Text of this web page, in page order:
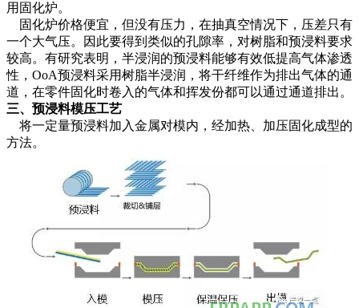
用固化炉。
固化炉价格便宜，但没有压力，在抽真空情况下，压差只有
一个大气压。因此要得到类似的孔隙率，对树脂和预浸料要求
较高。有研究表明，半浸润的预浸料能够有效低提高气体渗透
性，OoA预浸料采用树脂半浸润，将干纤维作为排出气体的通
道，在零件固化时卷入的气体和挥发份都可以通过通道排出。
三、预浸料模压工艺
将一定量预浸料加入金属对模内，经加热、加压固化成型的
方法。